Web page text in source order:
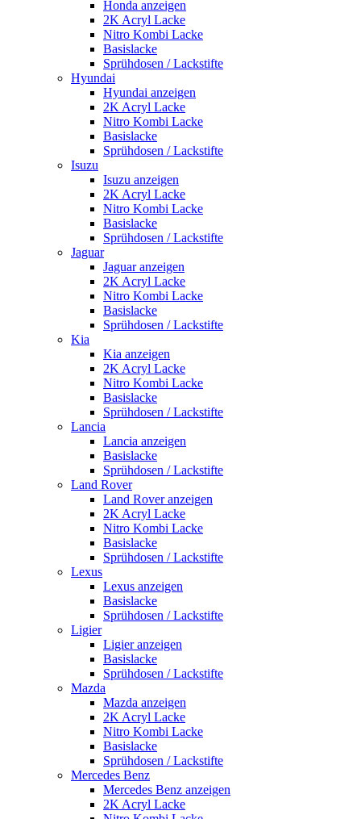
Honda anzeigen
2K Acryl Lacke
Nitro Kombi Lacke
Basislacke
Sprühdosen / Lackstifte
Hyundai
Hyundai anzeigen
2K Acryl Lacke
Nitro Kombi Lacke
Basislacke
Sprühdosen / Lackstifte
Isuzu
Isuzu anzeigen
2K Acryl Lacke
Nitro Kombi Lacke
Basislacke
Sprühdosen / Lackstifte
Jaguar
Jaguar anzeigen
2K Acryl Lacke
Nitro Kombi Lacke
Basislacke
Sprühdosen / Lackstifte
Kia
Kia anzeigen
2K Acryl Lacke
Nitro Kombi Lacke
Basislacke
Sprühdosen / Lackstifte
Lancia
Lancia anzeigen
Basislacke
Sprühdosen / Lackstifte
Land Rover
Land Rover anzeigen
2K Acryl Lacke
Nitro Kombi Lacke
Basislacke
Sprühdosen / Lackstifte
Lexus
Lexus anzeigen
Basislacke
Sprühdosen / Lackstifte
Ligier
Ligier anzeigen
Basislacke
Sprühdosen / Lackstifte
Mazda
Mazda anzeigen
2K Acryl Lacke
Nitro Kombi Lacke
Basislacke
Sprühdosen / Lackstifte
Mercedes Benz
Mercedes Benz anzeigen
2K Acryl Lacke